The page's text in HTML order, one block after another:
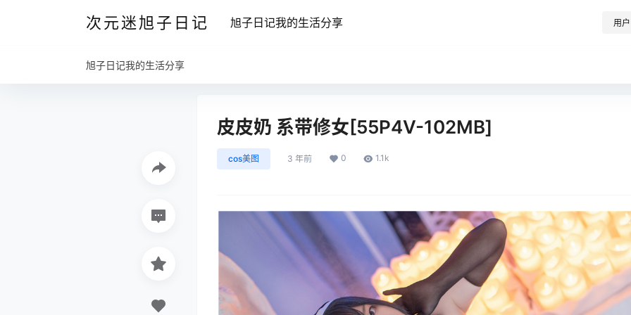
次元迷旭子日记 旭子日记我的生活分享 用户
旭子日记我的生活分享
皮皮奶 系带修女[55P4V-102MB]
cos美图 3 年前 0 1.1k